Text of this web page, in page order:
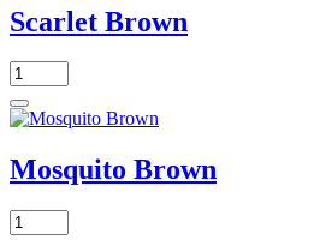
Scarlet Brown
Mosquito Brown